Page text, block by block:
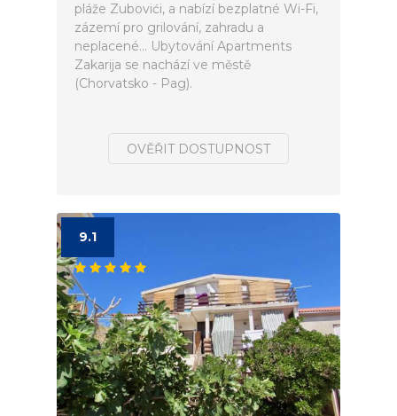
pláže Zubovići, a nabízí bezplatné Wi-Fi,
zázemí pro grilování, zahradu a
neplacené... Ubytování Apartments
Zakarija se nachází ve městě
(Chorvatsko - Pag).
OVĚŘIT DOSTUPNOST
9.1